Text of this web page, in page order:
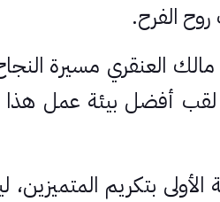
الفرح.
مالك العنقري مسيرة
أفضل بيئة عمل هذا
بتكريم